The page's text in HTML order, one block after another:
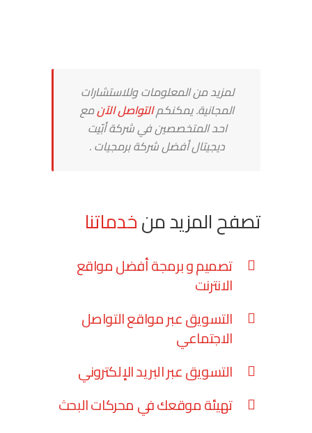
لمزيد من المعلومات وللاستشارات
المجانية. يمكنكمالتواصل الآنمع
احد المتخصصين في شركة أبّيت
ديجيتال أفضل شركة برمجيات .
تصفح المزيد منخدماتنا
تصميم و برمجة أفضل مواقع
الانترنت
التسويق عبر مواقع التواصل
الاجتماعي
التسويق عبر البريد الإلكتروني
تهيئة موقعك في محركات البحث